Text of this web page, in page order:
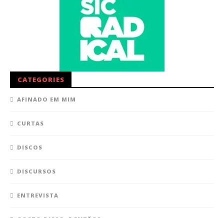
CATEGORIES
AFINADO EM MIM
CURTAS
DISCOS
DISCURSOS
ENTREVISTA